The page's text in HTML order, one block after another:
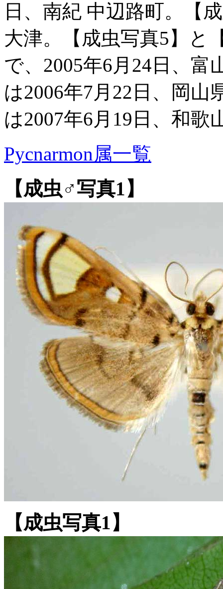
日、南紀 中辺路町。【
大津。【成虫写真5】と
で、2005年6月24日、富
は2006年7月22日、岡山
は2007年6月19日、和歌
Pycnarmon属一覧
【成虫♂写真1】
【成虫写真1】